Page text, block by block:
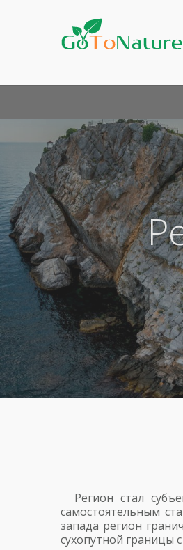
Регион стал
самостоятельным
запада регион
сухопутной границы